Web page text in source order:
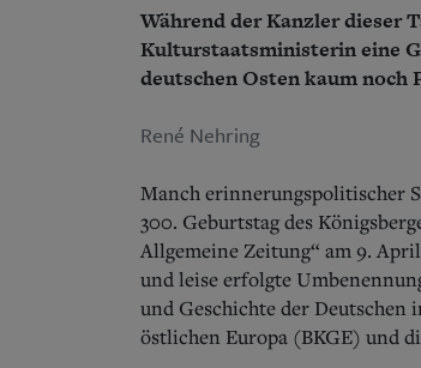
Archiv
Mediadaten
Während der Kanzler dieser
Kulturstaatsministerin eine
deutschen Osten kaum noch
René Nehring
Manch erinnerungspolitischer
300. Geburtstag des
Allgemeine Zeitung“ am 9.
und leise erfolgte
und Geschichte der
östlichen Europa (BKGE) und